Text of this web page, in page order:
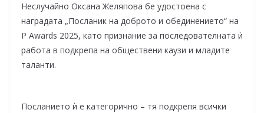
Неслучайно Оксана Желяпова бе удостоена с
наградата „Посланик на доброто и обединението“ на
P Awards 2025, като признание за последователната ѝ
работа в подкрепа на обществени каузи и младите
таланти.
Посланието ѝ е категорично – тя подкрепя всички